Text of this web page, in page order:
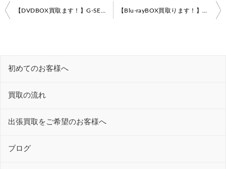
投
ゲ
ー
ョ
【DVDBOX買取ます！】G-SELECTION GUNDAM EVOLVE【ガンダム買取情報】 【Blu-rayBOX買取ります！】機動戦士Zガンダム メモリアルボックス Part.II【ガンダム買取情報】
初めてのお客様へ
買取の流れ
出張買取をご希望のお客様へ
ブログ